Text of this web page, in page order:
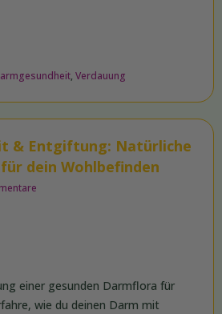
, Verdauung
& Entgiftung: Natürliche
dein Wohlbefinden
einer gesunden Darmflora für
wie du deinen Darm mit